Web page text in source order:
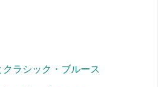
ラシック・ブルース